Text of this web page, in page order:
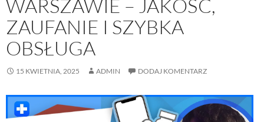
WARSZAWIE – JAKOŚĆ,
ZAUFANIE I SZYBKA
OBSŁUGA
15 KWIETNIA, 2025 ADMIN DODAJ KOMENTARZ